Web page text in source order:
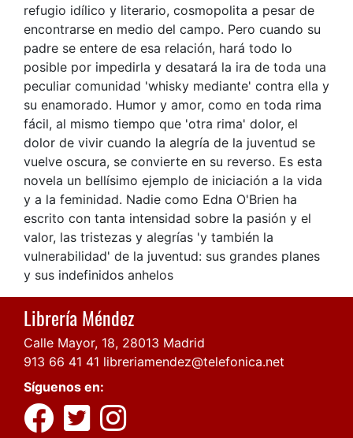
refugio idílico y literario, cosmopolita a pesar de
encontrarse en medio del campo. Pero cuando su
padre se entere de esa relación, hará todo lo
posible por impedirla y desatará la ira de toda una
peculiar comunidad 'whisky mediante' contra ella y
su enamorado. Humor y amor, como en toda rima
fácil, al mismo tiempo que 'otra rima' dolor, el
dolor de vivir cuando la alegría de la juventud se
vuelve oscura, se convierte en su reverso. Es esta
novela un bellísimo ejemplo de iniciación a la vida
y a la feminidad. Nadie como Edna O'Brien ha
escrito con tanta intensidad sobre la pasión y el
valor, las tristezas y alegrías 'y también la
vulnerabilidad' de la juventud: sus grandes planes
y sus indefinidos anhelos
Librería Méndez
Calle Mayor, 18, 28013 Madrid
913 66 41 41 libreriamendez@telefonica.net
Síguenos en: